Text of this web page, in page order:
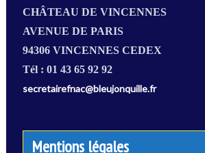
CHÂTEAU DE VINCENNES
AVENUE DE PARIS
94306 VINCENNES CEDEX
Tél : 01 43 65 92 92
secretairefnac@bleujonquille.fr
Mentions légales